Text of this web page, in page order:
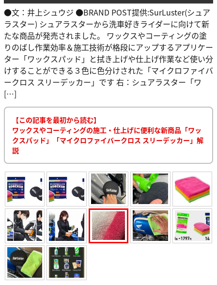
●文：井上シュウジ ●BRAND POST提供:SurLuster(シュア
ラスター) シュアラスターから洗車好きライダーに向けて新
たな商品が発売されました。 ワックスやコーティングの塗
りのばし作業効率＆施工技術が格段にアップするアプリケー
ター「ワックスパッド」と拭き上げや仕上げ作業など使い分
けすることができる３色に色分けされた「マイクロファイバ
ークロス スリーデッカー」です 右：シュアラスター「ワ
[…]
【この記事を最初から読む】
ワックスやコーティングの施工・仕上げに便利な新商品「ワッ
クスパッド」「マイクロファイバークロス スリーデッカー」解
説